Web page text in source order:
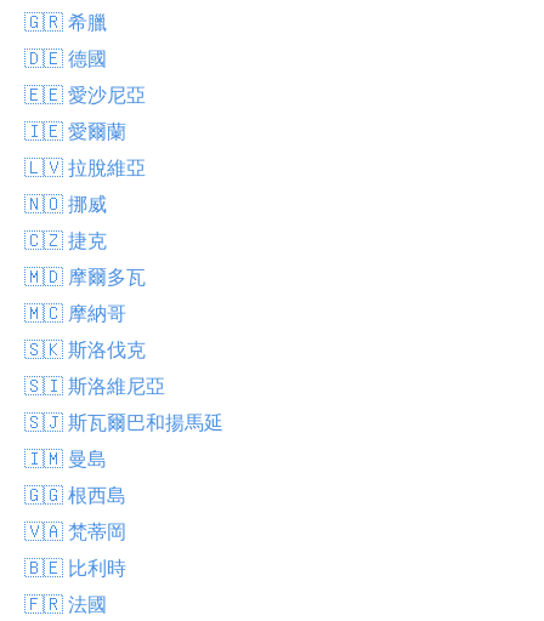
🇬🇷 希臘
🇩🇪 德國
🇪🇪 愛沙尼亞
🇮🇪 愛爾蘭
🇱🇻 拉脫維亞
🇳🇴 挪威
🇨🇿 捷克
🇲🇩 摩爾多瓦
🇲🇨 摩納哥
🇸🇰 斯洛伐克
🇸🇮 斯洛維尼亞
🇸🇯 斯瓦爾巴和揚馬延
🇮🇲 曼島
🇬🇬 根西島
🇻🇦 梵蒂岡
🇧🇪 比利時
🇫🇷 法國